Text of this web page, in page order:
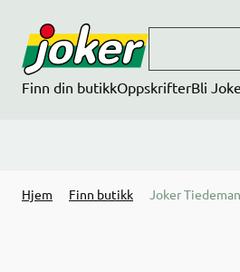
Finn din butikkOppskrifterBli
Hjem Finn butikk Joker